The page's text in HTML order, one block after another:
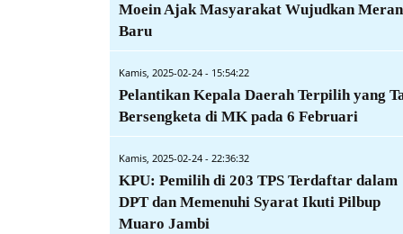
Moein Ajak Masyarakat Wujudkan
Baru
Kamis, 2025-02-24 - 15:54:22
Pelantikan Kepala Daerah Terpilih yang
Bersengketa di MK pada 6 Februari
Kamis, 2025-02-24 - 22:36:32
KPU: Pemilih di 203 TPS Terdaftar dalam
DPT dan Memenuhi Syarat Ikuti Pilbup
Muaro Jambi